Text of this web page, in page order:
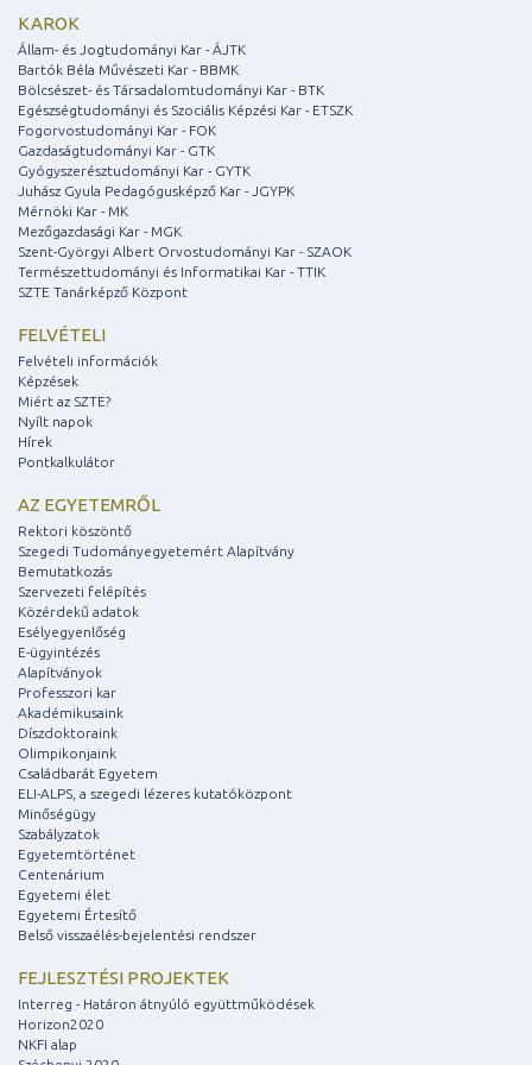
KAROK
Állam- és Jogtudományi Kar - ÁJTK
Bartók Béla Művészeti Kar - BBMK
Bölcsészet- és Társadalomtudományi Kar - BTK
Egészségtudományi és Szociális Képzési Kar - ETSZK
Fogorvostudományi Kar - FOK
Gazdaságtudományi Kar - GTK
Gyógyszerésztudományi Kar - GYTK
Juhász Gyula Pedagógusképző Kar - JGYPK
Mérnöki Kar - MK
Mezőgazdasági Kar - MGK
Szent-Györgyi Albert Orvostudományi Kar - SZAOK
Természettudományi és Informatikai Kar - TTIK
SZTE Tanárképző Központ
FELVÉTELI
Felvételi információk
Képzések
Miért az SZTE?
Nyílt napok
Hírek
Pontkalkulátor
AZ EGYETEMRŐL
Rektori köszöntő
Szegedi Tudományegyetemért Alapítvány
Bemutatkozás
Szervezeti felépítés
Közérdekű adatok
Esélyegyenlőség
E-ügyintézés
Alapítványok
Professzori kar
Akadémikusaink
Díszdoktoraink
Olimpikonjaink
Családbarát Egyetem
ELI-ALPS, a szegedi lézeres kutatóközpont
Minőségügy
Szabályzatok
Egyetemtörténet
Centenárium
Egyetemi élet
Egyetemi Értesítő
Belső visszaélés-bejelentési rendszer
FEJLESZTÉSI PROJEKTEK
Interreg - Határon átnyúló együttműködések
Horizon2020
NKFI alap